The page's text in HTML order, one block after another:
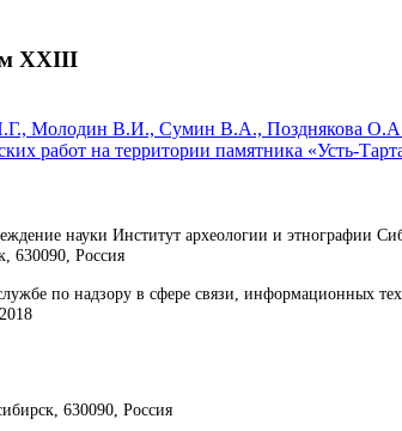
XXIII
Молодин В.И., Сумин В.А., Позднякова
работ на территории памятника «Усть-
науки Институт археологии и этнографии
630090, Россия
по надзору в сфере связи, информационных
630090, Россия